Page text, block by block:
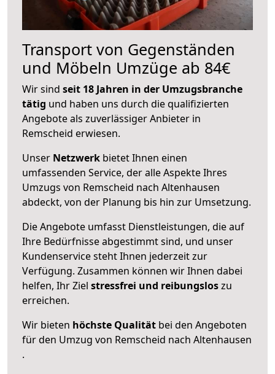
Transport von Gegenständen
und Möbeln Umzüge ab 84€
Wir sind seit 18 Jahren in der Umzugsbranche
tätig und haben uns durch die qualifizierten
Angebote als zuverlässiger Anbieter in
Remscheid erwiesen.
Unser Netzwerk bietet Ihnen einen
umfassenden Service, der alle Aspekte Ihres
Umzugs von Remscheid nach Altenhausen
abdeckt, von der Planung bis hin zur Umsetzung.
Die Angebote umfasst Dienstleistungen, die auf
Ihre Bedürfnisse abgestimmt sind, und unser
Kundenservice steht Ihnen jederzeit zur
Verfügung. Zusammen können wir Ihnen dabei
helfen, Ihr Ziel stressfrei und reibungsloszu
erreichen.
Wir bieten höchste Qualität bei den Angeboten
für den Umzug von Remscheid nach Altenhausen
.